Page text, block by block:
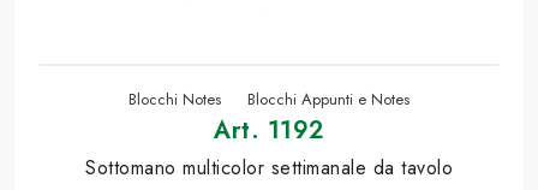
Blocchi Notes Blocchi Appunti e Notes
Art. 1192
Sottomano multicolor settimanale da tavolo